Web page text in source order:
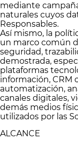
mediante
naturales cuyos
Responsables.
Así mismo, la
un marco común
seguridad,
demostrada,
plataformas
información, CRM
automatización,
canales digitales,
demás medios
utilizados por las
ALCANCE